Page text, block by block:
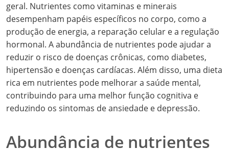
geral. Nutrientes como vitaminas e minerais
desempenham papéis específicos no corpo, como a
produção de energia, a reparação celular e a regulação
hormonal. A abundância de nutrientes pode ajudar a
reduzir o risco de doenças crônicas, como diabetes,
hipertensão e doenças cardíacas. Além disso, uma dieta
rica em nutrientes pode melhorar a saúde mental,
contribuindo para uma melhor função cognitiva e
reduzindo os sintomas de ansiedade e depressão.
Abundância de nutrientes